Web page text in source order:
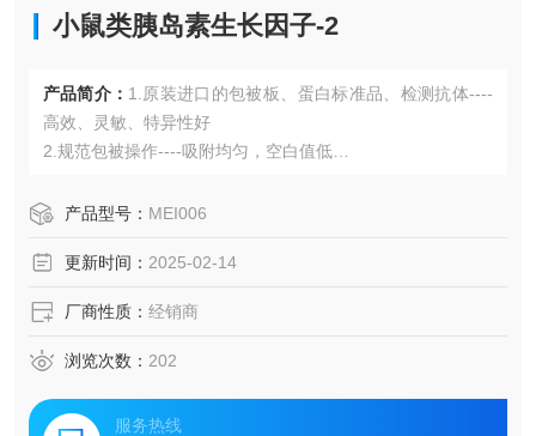
小鼠类胰岛素生长因子-2
产品简介： 1.原装进口的包被板、蛋白标准品、检测抗体----
高效、灵敏、特异性好
2.规范包被操作----吸附均匀，空白值低
4.适用于血浆、血清、组织匀浆液、细胞培养上清液、尿液、
5.可检测动物类型丰富：人、猴、大鼠、小鼠、兔、猪、犬、
6.检测指标齐全：炎症因子、血管生成素、动脉粥样硬化因
子、趋化因子、生长因子、基质金属蛋白酶、脂肪因子等。
产品型号： MEI006
更新时间： 2025-02-14
厂商性质： 经销商
浏览次数： 202
服务热线